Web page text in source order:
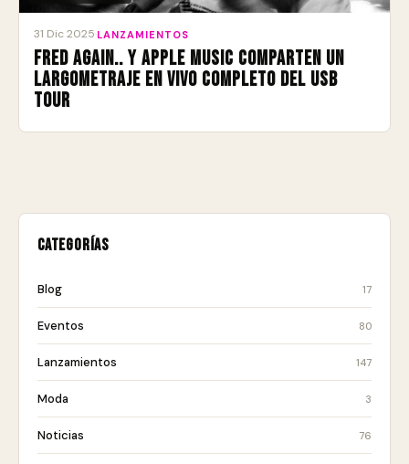
31 Dic 2025 LANZAMIENTOS
Fred again.. y Apple Music comparten un
largometraje en vivo completo del USB
Tour
Categorías
Blog 17
Eventos 80
Lanzamientos 147
Moda 3
Noticias 76